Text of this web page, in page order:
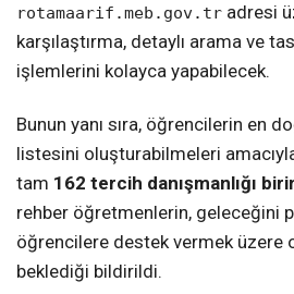
rotamaarif.meb.gov.tr adresi
karşılaştırma, detaylı arama ve
işlemlerini kolayca yapabilecek.
Bunun yanı sıra, öğrencilerin en
listesini oluşturabilmeleri
tam 162 tercih danışmanlığı
rehber öğretmenlerin, geleceğini
öğrencilere destek vermek üzere
beklediği bildirildi.